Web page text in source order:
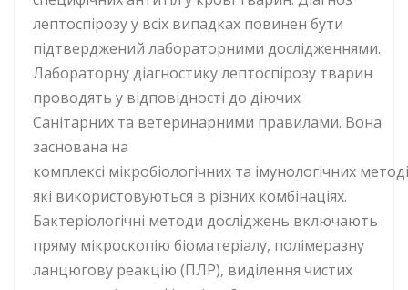
лептоспірозу у всіх випадках повинен бути
підтверджений лабораторними дослідженнями.
Лабораторну діагностику лептоспірозу тварин
проводять у відповідності до діючих
Санітарних та ветеринарними правилами. Вона
заснована на
комплексі мікробіологічних та імунологічних
які використовуються в різних комбінаціях.
Бактеріологічні методи досліджень включають
пряму мікроскопію біоматеріалу, полімеразну
ланцюгову реакцію (ПЛР), виділення чистих